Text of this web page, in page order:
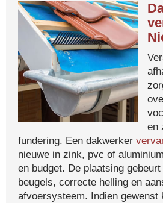
en
fundering. Een dakwerker
nieuwe in zink, pvc of
en budget. De plaatsing
beugels, correcte helling en
afvoersysteem. Indien gewenst